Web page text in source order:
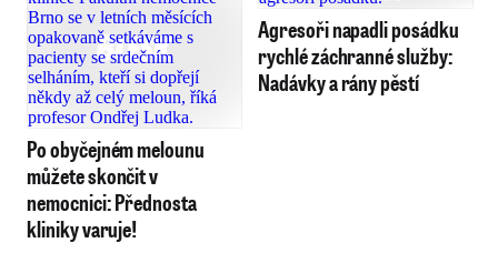
Po obyčejném melounu
můžete skončit v
nemocnici: Přednosta
kliniky varuje!
Agresoři napadli posádku
rychlé záchranné služby:
Nadávky a rány pěstí